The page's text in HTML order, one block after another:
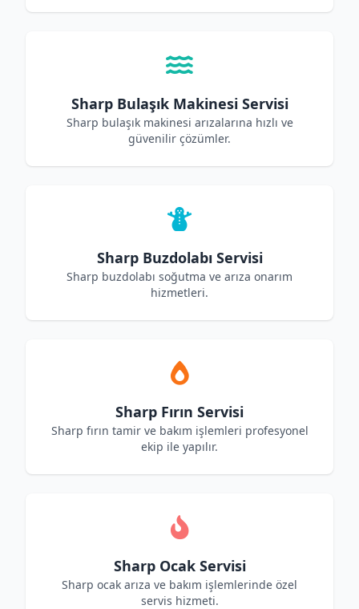
Sharp Bulaşık Makinesi Servisi
Sharp bulaşık makinesi arızalarına hızlı ve
güvenilir çözümler.
Sharp Buzdolabı Servisi
Sharp buzdolabı soğutma ve arıza onarım
hizmetleri.
Sharp Fırın Servisi
Sharp fırın tamir ve bakım işlemleri profesyonel
ekip ile yapılır.
Sharp Ocak Servisi
Sharp ocak arıza ve bakım işlemlerinde özel
servis hizmeti.